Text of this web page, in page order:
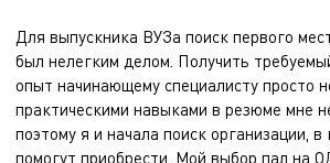
Для выпускника ВУЗа поиск первого
был нелегким делом. Получить
опыт начинающему специалисту просто
практическими навыками в резюме мне
поэтому я и начала поиск организации, в
помогут приобрести. Мой выбор пал на